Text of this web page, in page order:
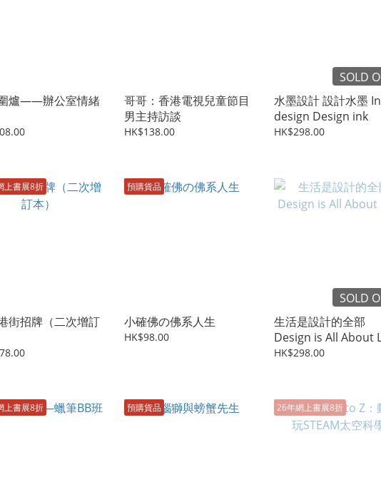
爐——辦公室情緒
哥哥：香港電視兒童節目
男主持訪談
HK$138.00
SOLD
水墨設計 設計水墨
design Design ink
HK$298.00
上書展8折
街招牌（二次增訂
預購貨品
小確佛の佛系人生
HK$98.00
SOLD
生活是設計的全部
Design is All About
HK$298.00
上書展8折 預購貨品 26年網上書展8折